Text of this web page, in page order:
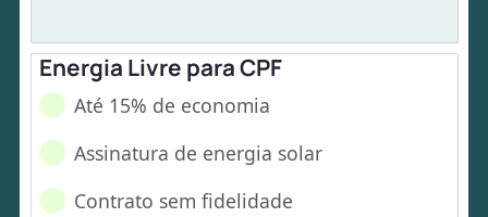
Energia Livre para CPF
Até 15% de economia
Assinatura de energia solar
Contrato sem fidelidade